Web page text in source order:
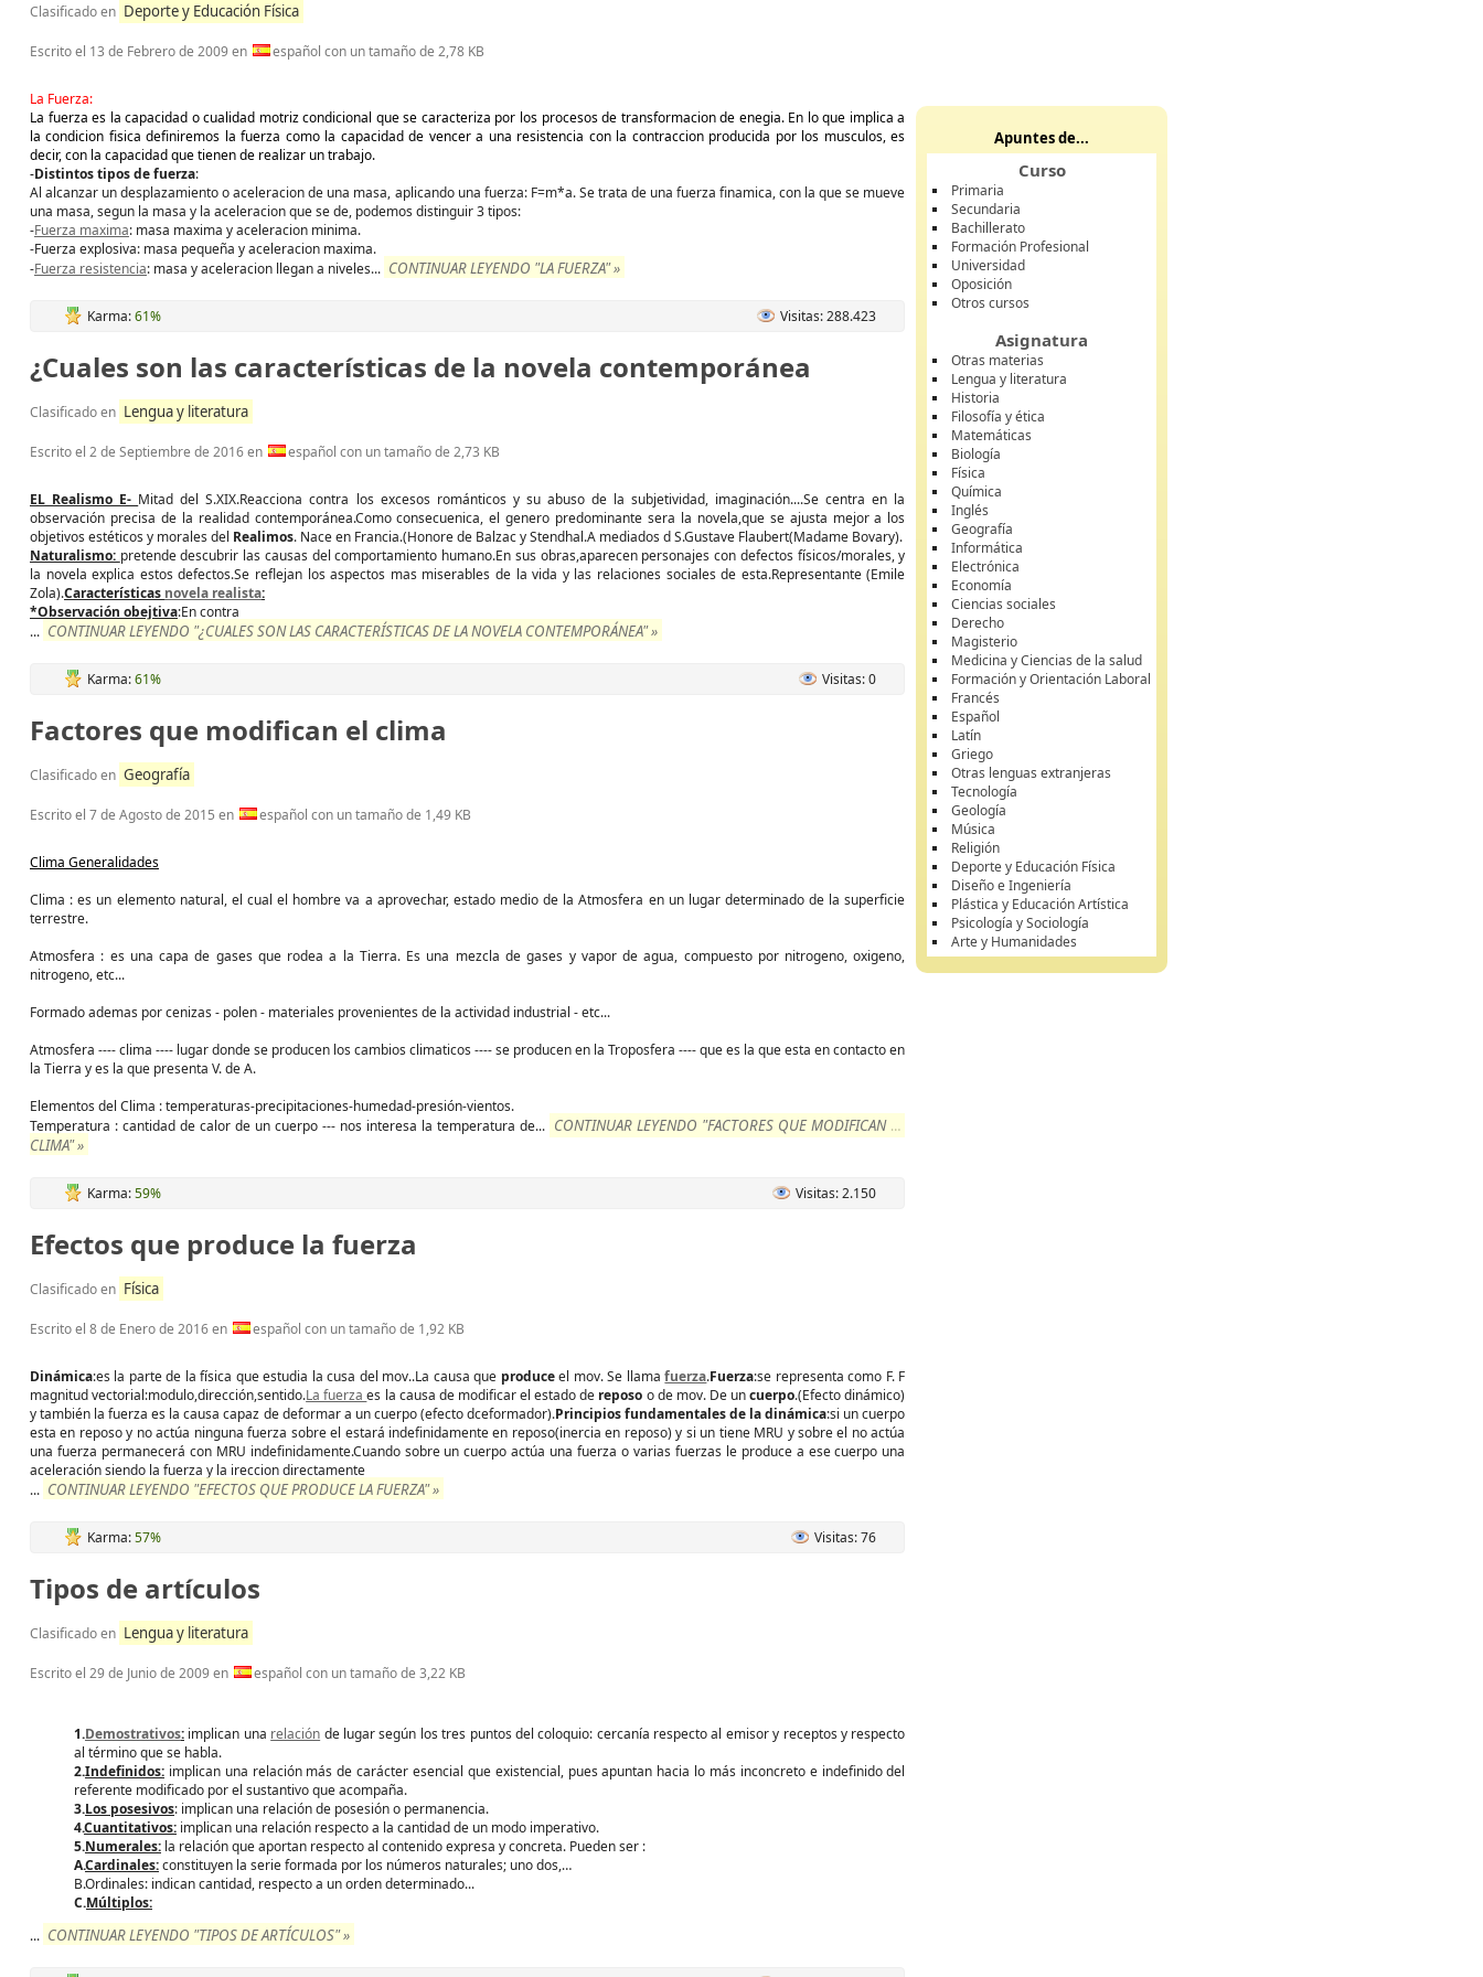
Clasificado en Deporte y Educación Física
Escrito el 13 de Febrero de 2009en español con un tamaño de 2,78 KB
La Fuerza:
La fuerza es la capacidad o cualidad motriz condicional que se caracteriza por los procesos de transformacion de enegia. En lo que implica a
la condicion fisica definiremos la fuerza como la capacidad de vencer a una resistencia con la contraccion producida por los musculos, es
decir, con la capacidad que tienen de realizar un trabajo.
-Distintos tipos de fuerza:
Al alcanzar un desplazamiento o aceleracion de una masa, aplicando una fuerza: F=m*a. Se trata de una fuerza finamica, con la que se mueve
una masa, segun la masa y la aceleracion que se de, podemos distinguir 3 tipos:
-Fuerza maxima: masa maxima y aceleracion minima.
-Fuerza explosiva: masa pequeña y aceleracion maxima.
-Fuerza resistencia: masa y aceleracion llegan a niveles... CONTINUAR LEYENDO "LA FUERZA" »
Karma:61% Visitas: 288.423
¿Cuales son las características de la novela contemporánea
Clasificado en Lengua y literatura
Escrito el 2 de Septiembre de 2016en español con un tamaño de 2,73 KB
EL Realismo E- Mitad del S.XIX.Reacciona contra los excesos románticos y su abuso de la subjetividad, imaginación....Se centra en la
observación precisa de la realidad contemporánea.Como consecuenica, el genero predominante sera la novela,que se ajusta mejor a los
objetivos estéticos y morales del Realimos. Nace en Francia.(Honore de Balzac y Stendhal.A mediados d S.Gustave Flaubert(Madame Bovary).
Naturalismo: pretende descubrir las causas del comportamiento humano.En sus obras,aparecen personajes con defectos físicos/morales, y
la novela explica estos defectos.Se reflejan los aspectos mas miserables de la vida y las relaciones sociales de esta.Representante (Emile
Zola).Características novela realista:
*Observación obejtiva:En contra
... CONTINUAR LEYENDO "¿CUALES SON LAS CARACTERÍSTICAS DE LA NOVELA CONTEMPORÁNEA" »
Karma:61% Visitas: 0
Factores que modifican el clima
Clasificado en Geografía
Escrito el 7 de Agosto de 2015 en español con un tamaño de 1,49 KB
Clima Generalidades
Clima : es un elemento natural, el cual el hombre va a aprovechar, estado medio de la Atmosfera en un lugar determinado de la superficie
terrestre.
Atmosfera : es una capa de gases que rodea a la Tierra. Es una mezcla de gases y vapor de agua, compuesto por nitrogeno, oxigeno,
nitrogeno, etc...
Formado ademas por cenizas - polen - materiales provenientes de la actividad industrial - etc...
Atmosfera ---- clima ---- lugar donde se producen los cambios climaticos ---- se producen en la Troposfera ---- que es la que esta en contacto en
la Tierra y es la que presenta V. de A.
Elementos del Clima : temperaturas-precipitaciones-humedad-presión-vientos.
Temperatura : cantidad de calor de un cuerpo --- nos interesa la temperatura de... CONTINUAR LEYENDO "FACTORES QUE MODIFICAN EL
CLIMA" »
Karma:59% Visitas: 2.150
Efectos que produce la fuerza
Clasificado en Física
Escrito el 8 de Enero de 2016en español con un tamaño de 1,92 KB
Dinámica:es la parte de la física que estudia la cusa del mov..La causa que produceel mov. Se llamafuerza.Fuerza:se representa como F. F
magnitud vectorial:modulo,dirección,sentido.La fuerzaes la causa de modificar el estado de reposo o de mov. De uncuerpo.(Efecto dinámico)
y también la fuerza es la causa capaz de deformar a un cuerpo (efecto dceformador).Principios fundamentales de la dinámica:si un cuerpo
esta en reposo y no actúa ninguna fuerza sobre el estará indefinidamente en reposo(inercia en reposo) y si un tiene MRU y sobre el no actúa
una fuerza permanecerá con MRU indefinidamente.Cuando sobre un cuerpo actúa una fuerza o varias fuerzas le produce a ese cuerpo una
aceleración siendo la fuerza y la ireccion directamente
... CONTINUAR LEYENDO "EFECTOS QUE PRODUCE LA FUERZA" »
Karma:57% Visitas: 76
Tipos de artículos
Clasificado en Lengua y literatura
Escrito el 29 de Junio de 2009en español con un tamaño de 3,22 KB
1.Demostrativos: implican una relación de lugar según los tres puntos del coloquio: cercanía respecto al emisor y receptos y respecto
al término que se habla.
2.Indefinidos: implican una relación más de carácter esencial que existencial, pues apuntan hacia lo más inconcreto e indefinido del
referente modificado por el sustantivo que acompaña.
3.Los posesivos: implican una relación de posesión o permanencia.
4.Cuantitativos: implican una relación respecto a la cantidad de un modo imperativo.
5.Numerales: la relación que aportan respecto al contenido expresa y concreta. Pueden ser :
A.Cardinales:constituyen la serie formada por los números naturales; uno dos,…
B.Ordinales: indican cantidad, respecto a un orden determinado...
C.Múltiplos:
... CONTINUAR LEYENDO "TIPOS DE ARTÍCULOS" »
Apuntes de...
Curso
Primaria
Secundaria
Bachillerato
Formación Profesional
Universidad
Oposición
Otros cursos
Asignatura
Otras materias
Lengua y literatura
Historia
Filosofía y ética
Matemáticas
Biología
Física
Química
Inglés
Geografía
Informática
Electrónica
Economía
Ciencias sociales
Derecho
Magisterio
Medicina y Ciencias de la salud
Formación y Orientación Laboral
Francés
Español
Latín
Griego
Otras lenguas extranjeras
Tecnología
Geología
Música
Religión
Deporte y Educación Física
Diseño e Ingeniería
Plástica y Educación Artística
Psicología y Sociología
Arte y Humanidades